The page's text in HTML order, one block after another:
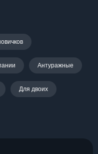
Антуражные
Для двоих